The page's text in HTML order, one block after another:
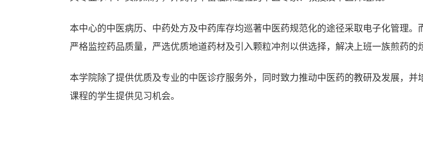
本中心的中医病历、中药处方及中药库存均巡著中医药规范化的途径采取电子化管理
严格监控药品质量，严选优质地道药材及引入颗粒冲剂以供选择，解决上班一族煎药的
本学院除了提供优质及专业的中医诊疗服务外，同时致力推动中医药的教研及发展，
课程的学生提供见习机会。